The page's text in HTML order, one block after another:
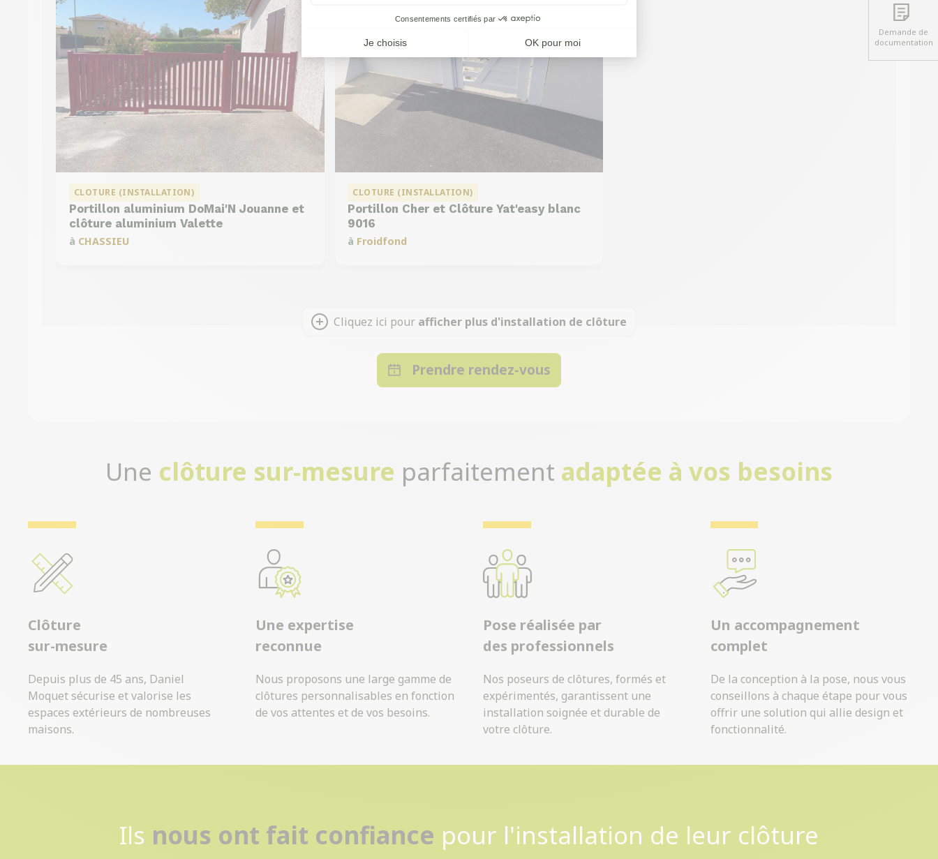
Consentements certifiés par
Je choisis OK pour moi
CLOTURE (INSTALLATION)
Portillon aluminium DoMai'N Jouanne et
clôture aluminium Valette
à CHASSIEU
CLOTURE (INSTALLATION)
Portillon Cher et Clôture Yat'easy blanc
9016
à Froidfond
Cliquez ici pour afficher plus d'installation de clôture
Prendre rendez-vous
Une clôture sur-mesure parfaitement adaptée à vos besoins
Clôture
sur-mesure
Depuis plus de 45 ans, Daniel
Moquet sécurise et valorise les
espaces extérieurs de nombreuses
maisons.
Une expertise
reconnue
Nous proposons une large gamme de
clôtures personnalisables en fonction
de vos attentes et de vos besoins.
Pose réalisée par
des professionnels
Nos poseurs de clôtures, formés et
expérimentés, garantissent une
installation soignée et durable de
votre clôture.
Un accompagnement
complet
De la conception à la pose, nous vous
conseillons à chaque étape pour vous
offrir une solution qui allie design et
fonctionnalité.
Ils nous ont fait confiance pour l'installation de leur clôture
Demande de
documentation